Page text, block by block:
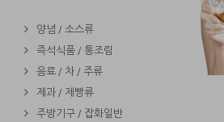
양념 / 소스류
즉석식품 / 통조림
음료 / 차 / 주류
제과 / 제빵류
주방기구 / 잡화일반